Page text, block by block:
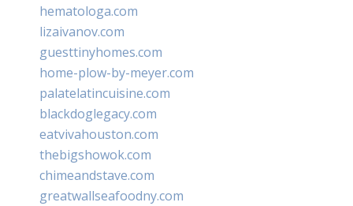
hematologa.com
lizaivanov.com
guesttinyhomes.com
home-plow-by-meyer.com
palatelatincuisine.com
blackdoglegacy.com
eatvivahouston.com
thebigshowok.com
chimeandstave.com
greatwallseafoodny.com